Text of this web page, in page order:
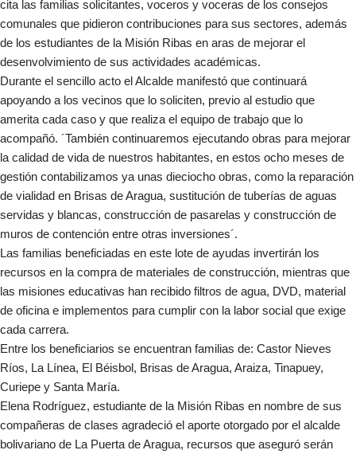
cita las familias solicitantes, voceros y voceras de los consejos
comunales que pidieron contribuciones para sus sectores, además
de los estudiantes de la Misión Ribas en aras de mejorar el
desenvolvimiento de sus actividades académicas.
Durante el sencillo acto el Alcalde manifestó que continuará
apoyando a los vecinos que lo soliciten, previo al estudio que
amerita cada caso y que realiza el equipo de trabajo que lo
acompañó. ´También continuaremos ejecutando obras para mejorar
la calidad de vida de nuestros habitantes, en estos ocho meses de
gestión contabilizamos ya unas dieciocho obras, como la reparación
de vialidad en Brisas de Aragua, sustitución de tuberías de aguas
servidas y blancas, construcción de pasarelas y construcción de
muros de contención entre otras inversiones´.
Las familias beneficiadas en este lote de ayudas invertirán los
recursos en la compra de materiales de construcción, mientras que
las misiones educativas han recibido filtros de agua, DVD, material
de oficina e implementos para cumplir con la labor social que exige
cada carrera.
Entre los beneficiarios se encuentran familias de: Castor Nieves
Ríos, La Línea, El Béisbol, Brisas de Aragua, Araiza, Tinapuey,
Curiepe y Santa María.
Elena Rodríguez, estudiante de la Misión Ribas en nombre de sus
compañeras de clases agradeció el aporte otorgado por el alcalde
bolivariano de La Puerta de Aragua, recursos que aseguró serán